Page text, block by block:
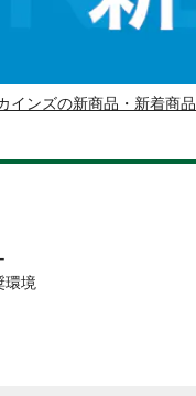
インズの新商品・新着商品
環境